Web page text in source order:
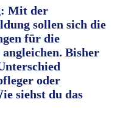
Mit der
sollen sich die
für die
Bisher
oder
siehst du das